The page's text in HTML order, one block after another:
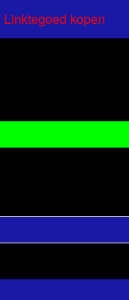
Linktegoed kopen